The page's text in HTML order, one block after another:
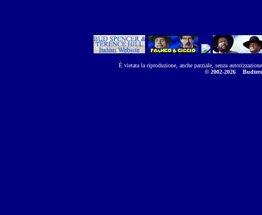
È vietata la riproduzione, anche parziale, senza
© 2002-2026